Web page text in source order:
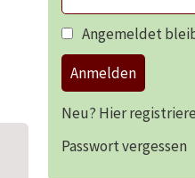
Angemeldet
Anmelden
Neu? Hier
Passwort vergessen